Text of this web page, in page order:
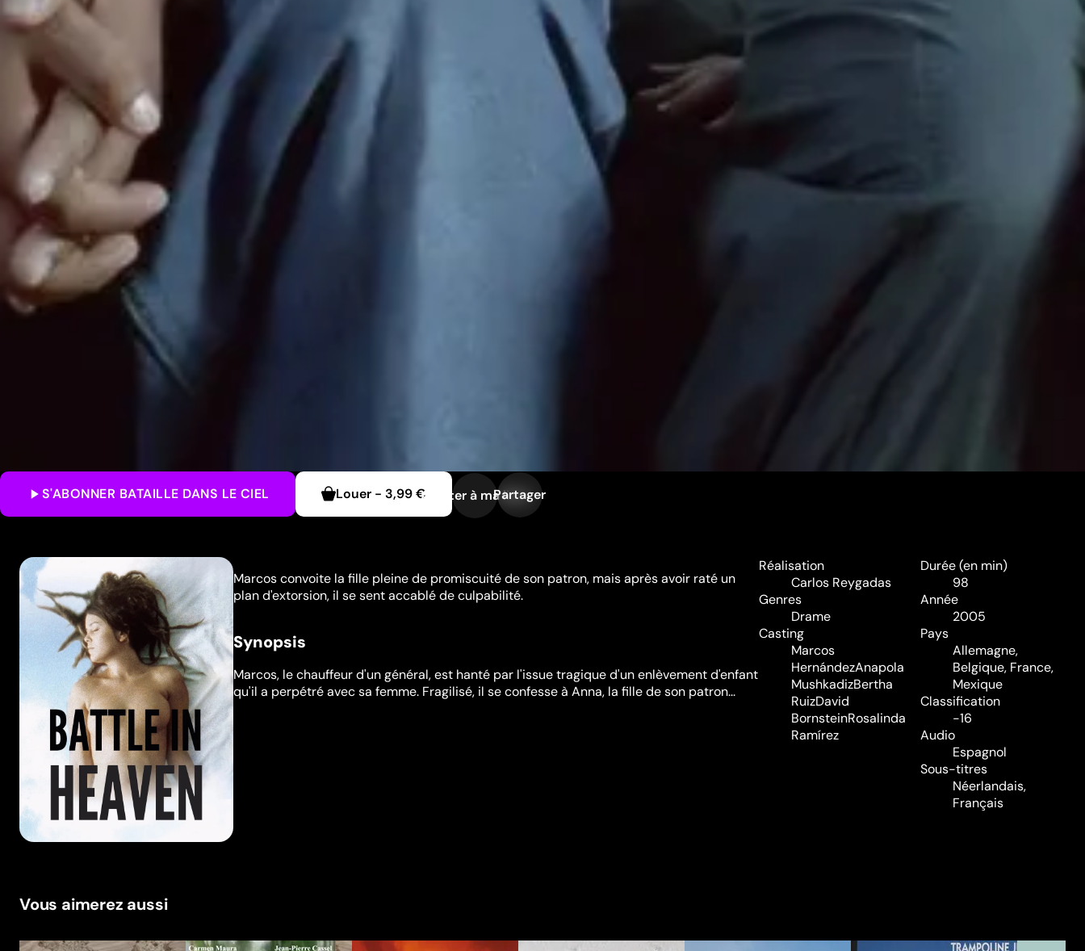
S'ABONNER BATAILLE DANS LE CIEL Louer- 3,99 €Ajouter à ma liste
Partager
Marcos convoite la fille pleine de promiscuité de son patron, mais après avoir raté un
plan d'extorsion, il se sent accablé de culpabilité.
Synopsis
Marcos, le chauffeur d'un général, est hanté par l'issue tragique d'un enlèvement d'enfant
qu'il a perpétré avec sa femme. Fragilisé, il se confesse à Anna, la fille de son patron...
Réalisation
Carlos Reygadas
Genres
Drame
Casting
Marcos
HernándezAnapola
MushkadizBertha
RuizDavid
BornsteinRosalinda
Ramírez
Durée (en min)
98
Année
2005
Pays
Allemagne,
Belgique, France,
Mexique
Classification
-16
Audio
Espagnol
Sous-titres
Néerlandais,
Français
Vous aimerez aussi